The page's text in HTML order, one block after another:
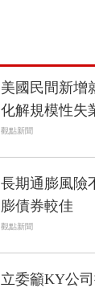
美國民間新增
化解規模性失
觀點新聞
長期通膨風險
膨債券較佳
觀點新聞
立委籲KY公